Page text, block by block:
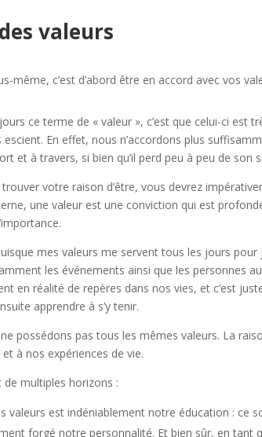
valeurs
même, c’est d’abord être en accord avec vos
ce terme de « valeur », c’est que celui-ci est
En effet, nous n’accordons plus
et à travers, si bien qu’il perd peu à peu de son
votre raison d’être, vous devrez
une valeur est une conviction qui est
mes valeurs me servent tous les jours pour
les événements ainsi que les personnes
en réalité de repères dans nos vies, et c’est
apprendre à s’y tenir.
possédons pas tous les mêmes valeurs. La
à nos expériences de vie.
multiples horizons :
valeurs est indéniablement notre éducation : ce
forgé notre personnalité. Et bien sûr, en tant